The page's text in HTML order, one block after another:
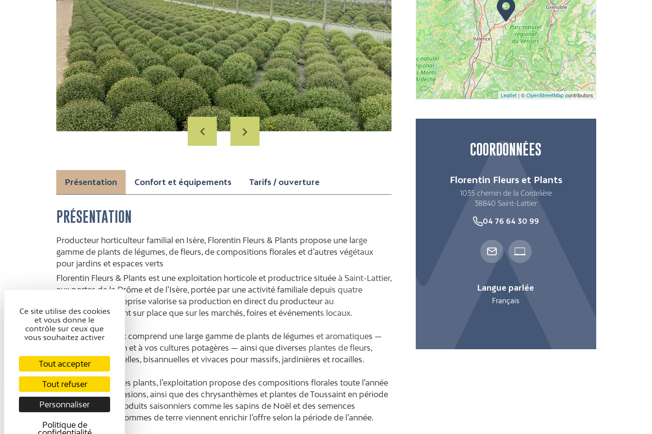
Présentation Confort et équipements Tarifs / ouverture
PRÉSENTATION
Producteur horticulteur familial en Isère, Florentin Fleurs & Plants propose une large
gamme de plants de légumes, de fleurs, de compositions florales et d’autres végétaux
pour jardins et espaces verts
Florentin Fleurs & Plants est une exploitation horticole et productrice située à Saint-Lattier,
aux portes de la Drôme et de l’Isère, portée par une activité familiale depuis quatre
générations. L’entreprise valorise sa production en direct du producteur au
consommateur, tant sur place que sur les marchés, foires et événements locaux.
L’offre de végétaux comprend une large gamme de plants de légumes et aromatiques —
adaptés à la saison et à vos cultures potagères — ainsi que diverses plantes de fleurs,
comprenant annuelles, bisannuelles et vivaces pour massifs, jardinières et rocailles.
En complément des plants, l’exploitation propose des compositions florales toute l’année
pour diverses occasions, ainsi que des chrysanthèmes et plantes de Toussaint en période
automnale. Des produits saisonniers comme les sapins de Noël et des semences
potagères ou de pommes de terre viennent enrichir l’offre selon la période de l’année.
Leaflet| ©OpenStreetMapcontributors
COORDONNÉES
Florentin Fleurs et Plants
1035 chemin de la Cordelière
38840 Saint-Lattier
04 76 64 30 99
Langue parlée
Français
Ce site utilise des cookies
et vous donne le
contrôle sur ceux que
vous souhaitez activer
Tout accepter
Tout refuser
Personnaliser
Politique de